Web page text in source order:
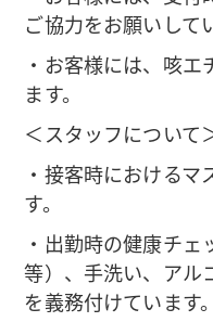
ご協力をお願いして
・お客様には、咳
ます。
＜スタッフについて
・接客時におけるマ
す。
・出勤時の健康チェ
等）、手洗い、アル
を義務付けています。